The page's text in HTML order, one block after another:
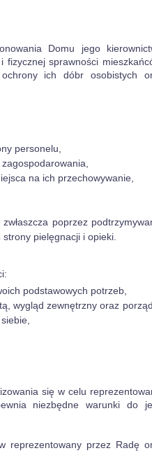
Domu jego
sprawności
ich dóbr osobistych
personelu,
na ich przechowywanie,
poprzez
pielęgnacji i opieki.
podstawowych potrzeb,
wygląd zewnętrzny oraz
się w celu
niezbędne warunki do
reprezentowany przez Radę